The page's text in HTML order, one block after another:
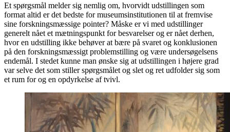
Et spørgsmål melder sig nemlig om, hvorvidt udstillingen som
format altid er det bedste for museumsinstitutionen til at fremvise
sine forskningsmæssige pointer? Måske er vi med udstillinger
generelt nået et mætningspunkt for besvarelser og er nået derhen,
hvor en udstilling ikke behøver at bære på svaret og konklusionen
på den forskningsmæssigt problemstilling og være undersøgelsens
endemål. I stedet kunne man ønske sig at udstillingen i højere grad
var selve det som stiller spørgsmålet og slet og ret udfolder sig som
et rum for og en opdyrkelse af tvivl.